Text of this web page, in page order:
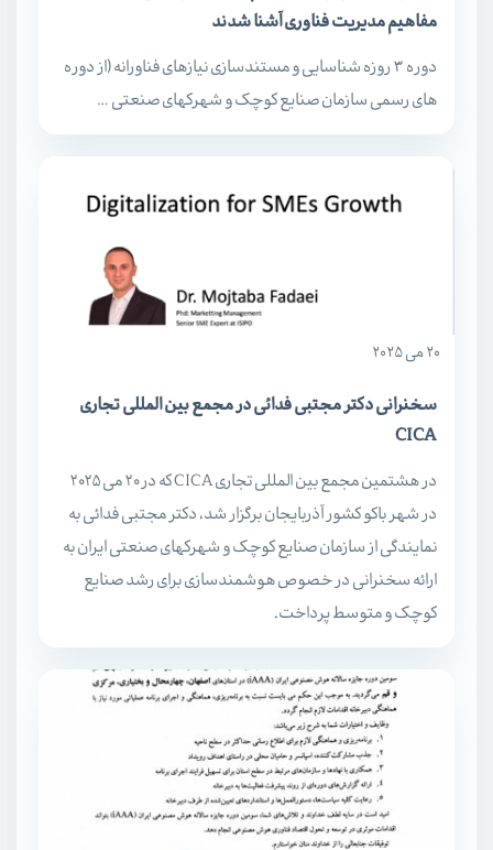
مفاهیم مدیریت فناوری آشنا شدند
دوره ۳ روزه شناسایی و مستندسازی نیازهای فناورانه (از دوره
های رسمی سازمان صنایع کوچک و شهرکهای صنعتی …
20 می 2025
سخنرانی دکتر مجتبی فدائی در مجمع بین المللی تجاری
CICA
در هشتمین مجمع بین المللی تجاری CICA که در ۲۰ می ۲۰۲۵
در شهر باکو کشور آذربایجان برگزار شد، دکتر مجتبی فدائی به
نمایندگی از سازمان صنایع کوچک و شهرکهای صنعتی ایران به
ارائه سخنرانی در خصوص هوشمندسازی برای رشد صنایع
کوچک و متوسط پرداخت.